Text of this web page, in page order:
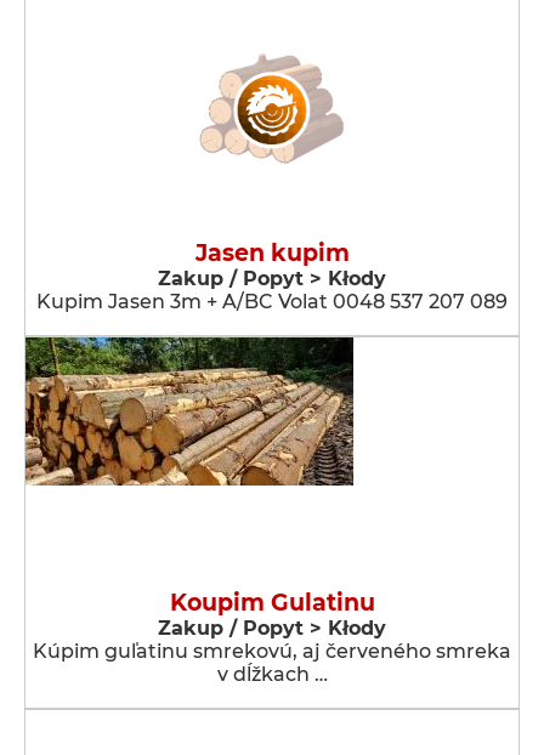
Jasen kupim
Zakup / Popyt > Kłody
Kupim Jasen 3m + A/BC Volat 0048 537 207 089
Koupim Gulatinu
Zakup / Popyt > Kłody
Kúpim guľatinu smrekovú, aj červeného smreka
v dĺžkach …